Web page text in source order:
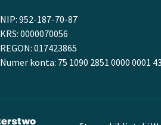
NIP: 952-187-70-87
KRS: 0000070056
REGON: 017423865
Numer konta: 75 1090 2851 0000 0001